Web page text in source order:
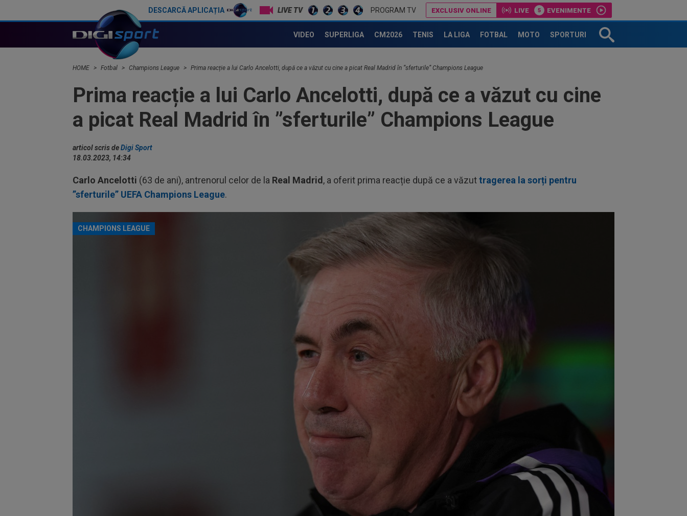
DESCARCĂ APLICAȚIA LIVE TV PROGRAM TV EXCLUSIV ONLINE LIVE EVENIMENTE
VIDEO SUPERLIGA CM2026 TENIS LA LIGA FOTBAL MOTO SPORTURI
HOME Fotbal Champions League Prima reacție a lui Carlo Ancelotti, după ce a văzut cu cine a picat Real Madrid în ”sferturile” Champions League
Prima reacție a lui Carlo Ancelotti, după ce a văzut cu cine
a picat Real Madrid în ”sferturile” Champions League
articol scris deDigi Sport
18.03.2023, 14:34
Carlo Ancelotti (63 de ani), antrenorul celor de la Real Madrid , a oferit prima reacție după ce a văzuttragerea la sorți pentru
”sferturile” UEFA Champions League.
CHAMPIONS LEAGUE
Fără milă: 6-1 și sunt ca și
calificați în play-off
08:47 VIDEO EXCLUSIV
spus cum se menține în formă, la 38 de
ani: ”Sunt de la țară!”
21:00, în direct la Digi Sport 1. Se anunță
un...
08:27
S-a încheiat ”telenovela”
transferului lui Julian Alvarez
Vinicius Junior, mesaj pentru
Florentino Perez și Jose Mourinho, după